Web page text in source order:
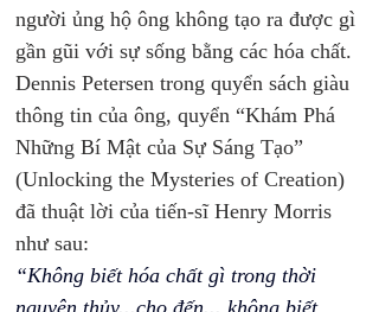
người ủng hộ ông không tạo ra được gì
gần gũi với sự sống bằng các hóa chất.
Dennis Petersen trong quyển sách giàu
thông tin của ông, quyển “Khám Phá
Những Bí Mật của Sự Sáng Tạo”
(Unlocking the Mysteries of Creation)
đã thuật lời của tiến-sĩ Henry Morris
như sau:
“Không biết hóa chất gì trong thời
nguyên thủy...cho đến... không biết